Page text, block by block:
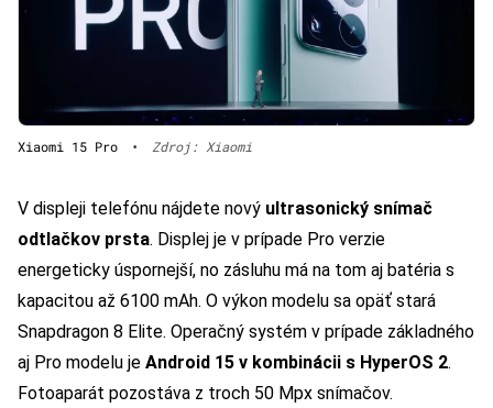
Xiaomi 15 Pro • Zdroj: Xiaomi
V displeji telefónu nájdete nový ultrasonický snímač
odtlačkov prsta. Displej je v prípade Pro verzie
energeticky úspornejší, no zásluhu má na tom aj batéria s
kapacitou až 6100 mAh. O výkon modelu sa opäť stará
Snapdragon 8 Elite. Operačný systém v prípade základného
aj Pro modelu je Android 15 v kombinácii s HyperOS 2.
Fotoaparát pozostáva z troch 50 Mpx snímačov.